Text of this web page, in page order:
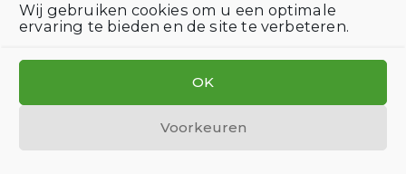
Wij gebruiken cookies om u een optimale
ervaring te bieden en de site te verbeteren.
OK
Voorkeuren